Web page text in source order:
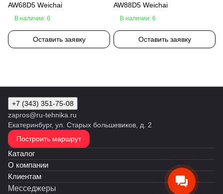
AW68D5 Weichai
В наличии: 6
Оставить заявку
AW88D5 Weichai
В наличии: 6
Оставить заявку
+7 (343) 351-75-08
zapros@ru-tehnika.ru
Екатеринбург, ул. Старых большевиков, д. 2
Построить маршрут
Каталог
О компании
Клиентам
Месседжеры